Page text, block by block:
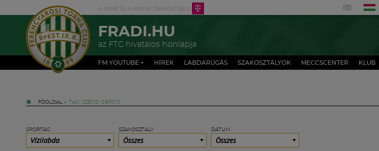
FRADI.HU
az FTC hivatalos honlapja
FM YOUTUBE + HÍREK LABDARÚGÁS SZAKOSZTÁLYOK MECCSCENTER KLUB
FŐOLDAL » TAG: SZÉCSI GERGŐ
SPORTÁG
Vízilabda
SZAKOSZTÁLY
Összes
DÁTUM
Összes